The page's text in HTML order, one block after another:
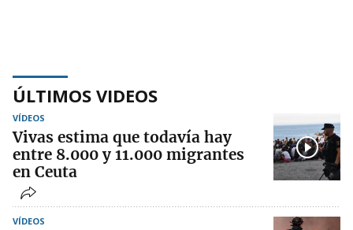
ÚLTIMOS VIDEOS
VÍDEOS
Vivas estima que todavía hay
entre 8.000 y 11.000 migrantes
en Ceuta
VÍDEOS